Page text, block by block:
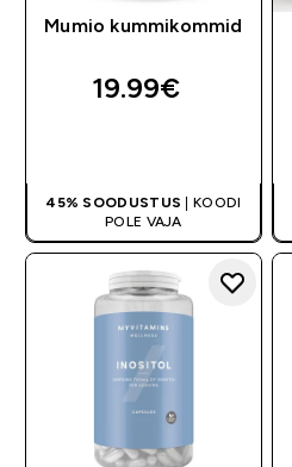
Mumio kummikommid
19.99€‎
45% SOODUSTUS | KOODI
POLE VAJA